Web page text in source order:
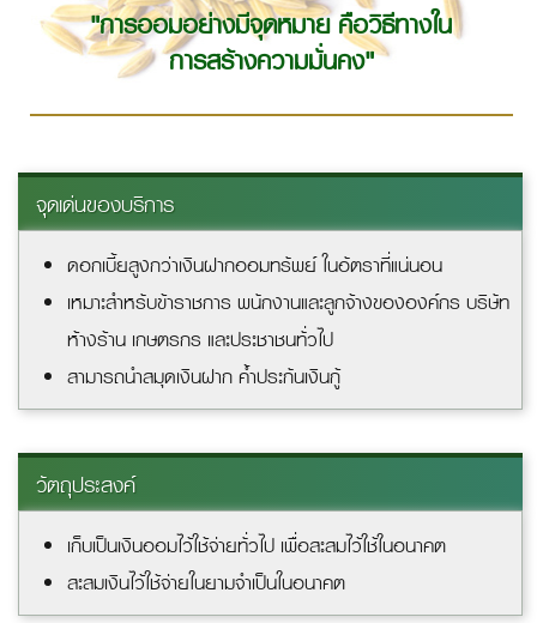
"การออมอย่างมีจุดหมาย คือวิธีทางใน
การสร้างความมั่นคง"
จุดเด่นของบริการ
ดอกเบี้ยสูงกว่าเงินฝากออมทรัพย์ ในอัตราที่แน่นอน
เหมาะสำหรับข้าราชการ พนักงานและลูกจ้างขององค์กร บริษัท
ห้างร้าน เกษตรกร และประชาชนทั่วไป
สามารถนำสมุดเงินฝาก ค้ำประกันเงินกู้
วัตถุประสงค์
เก็บเป็นเงินออมไว้ใช้จ่ายทั่วไป เพื่อสะสมไว้ใช้ในอนาคต
สะสมเงินไว้ใช้จ่ายในยามจำเป็นในอนาคต